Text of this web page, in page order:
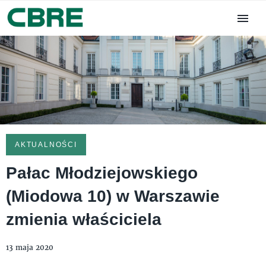
AKTUALNOŚCI
Pałac Młodziejowskiego
(Miodowa 10) w Warszawie
zmienia właściciela
13 maja 2020